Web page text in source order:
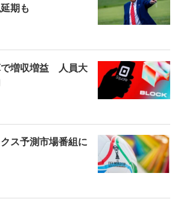
期も
で増収増益 人員大
ス予測市場番組に